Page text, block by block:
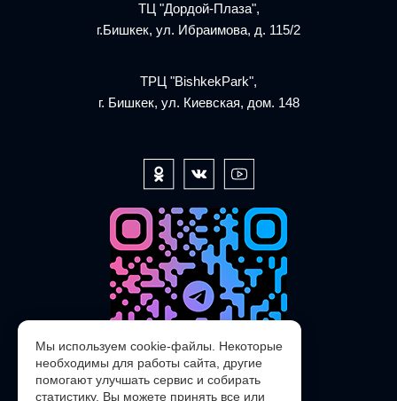
ТЦ "Дордой-Плаза",
г.Бишкек, ул. Ибраимова, д. 115/2
ТРЦ "BishkekPark",
г. Бишкек, ул. Киевская, дом. 148
Мы используем cookie-файлы. Некоторые
необходимы для работы сайта, другие
помогают улучшать сервис и собирать
статистику. Вы можете принять все или